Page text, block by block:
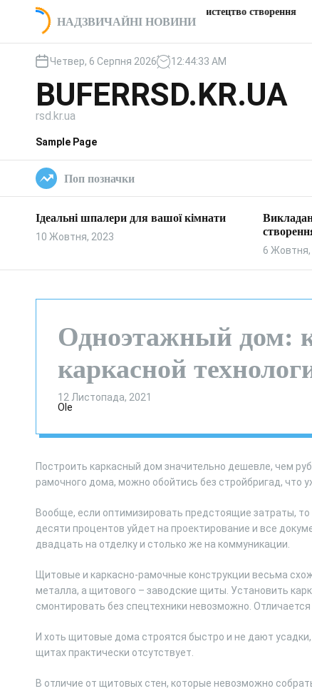
м
с
НАДЗВИЧАЙНІ НОВИНИ
Викладання пічки: мистецтво створення
тепла та затишку
Цікаві
Четвер, 6 Серпня 2026 12:44:34 AM
BUFERRSD.KR.UA
rsd.kr.ua
Sample Page
Поп позначки
Ідеальні шпалери для вашої кімнати
10 Жовтня, 2023
6 Жовтня,
Одноэтажный дом:
каркасной
12 Листопада, 2021
Ole
Построить каркасный дом значительно дешевле, чем
рамочного дома, можно обойтись без стройбригад, что
Вообще, если оптимизировать предстоящие затраты,
десяти процентов уйдет на проектирование и все
двадцать на отделку и столько же на коммуникации.
Щитовые и каркасно-рамочные конструкции весьма
металла, а щитового – заводские щиты. Установить
смонтировать без спецтехники невозможно.
И хоть щитовые дома строятся быстро и не дают
щитах практически отсутствует.
В отличие от щитовых стен, которые невозможно